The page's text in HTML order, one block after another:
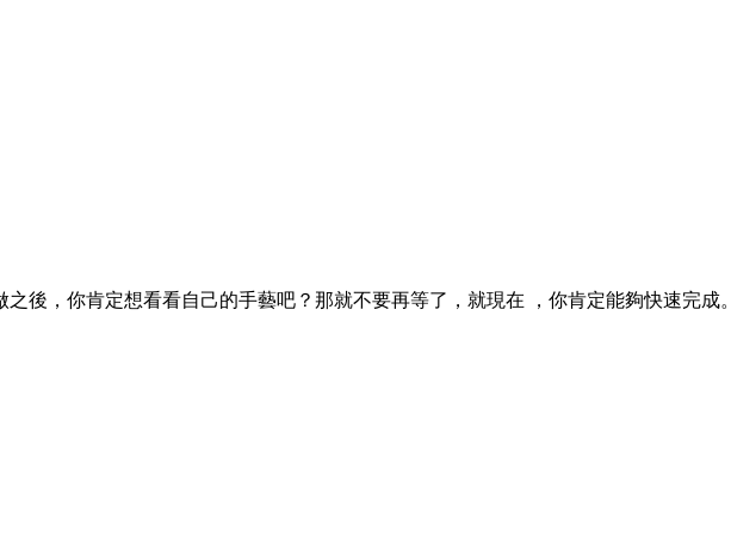
，你肯定想看看自己的手藝吧？那就不要再等了，就現在  ，你肯定能夠快速完成  。